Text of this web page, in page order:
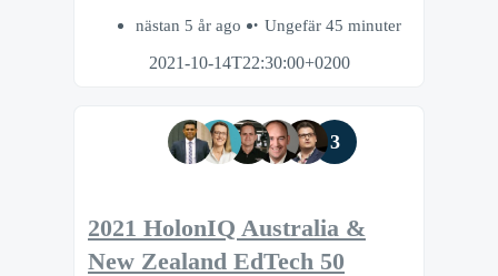
nästan 5 år ago
Ungefär 45 minuter
2021-10-14T22:30:00+0200
3
2021 HolonIQ Australia &
New Zealand EdTech 50